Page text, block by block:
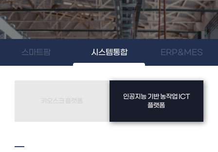
스마트팜 시스템통합 ERP&MES
인공지능 기반 농작업 ICT
플랫폼